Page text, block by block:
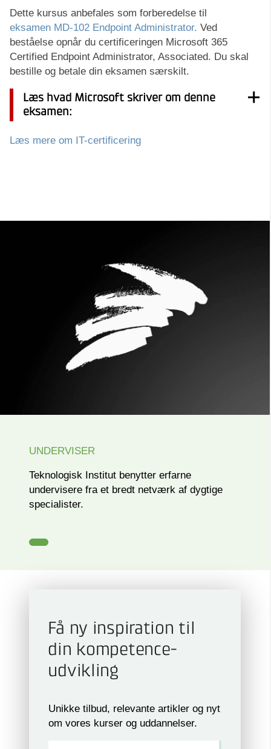
Dette kursus anbefales som forberedelse til
eksamen MD-102 Endpoint Administrator. Ved
beståelse opnår du certificeringen Microsoft 365
Certified Endpoint Administrator, Associated. Du skal
bestille og betale din eksamen særskilt.
Læs hvad Microsoft skriver om denne
eksamen:
Læs mere om IT-certificering
UNDERVISER
Teknologisk Institut benytter erfarne
undervisere fra et bredt netværk af dygtige
specialister.
Få ny inspiration til
din kompetence­
udvikling
Unikke tilbud, relevante artikler og nyt
om vores kurser og uddannelser.